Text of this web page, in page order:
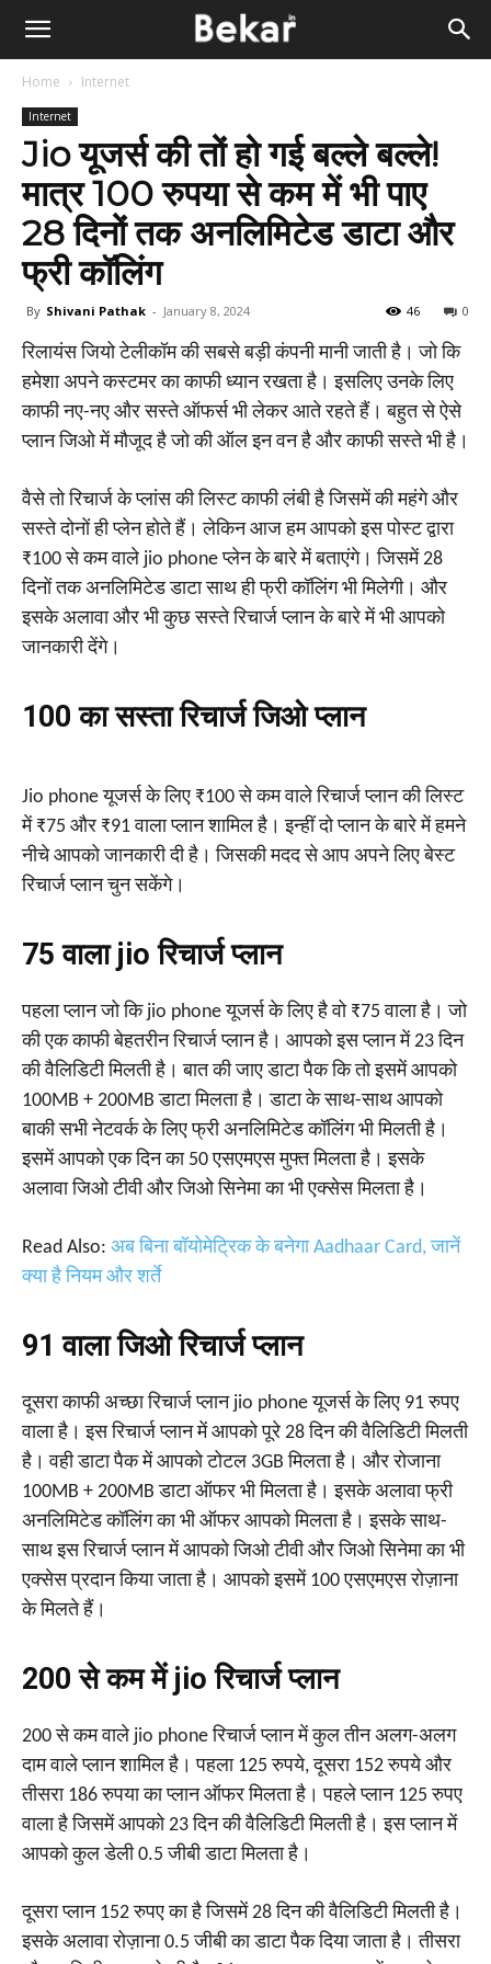
Home Internet
Internet
Jio यूजर्स की तों हो गई बल्ले बल्ले!
मात्र 100 रुपया से कम में भी पाए
28 दिनों तक अनलिमिटेड डाटा और
फ्री कॉलिंग
By Shivani Pathak - January 8, 2024 0
46
रिलायंस जियो टेलीकॉम की सबसे बड़ी कंपनी मानी जाती है। जो कि
हमेशा अपने कस्टमर का काफी ध्यान रखता है। इसलिए उनके लिए
काफी नए-नए और सस्ते ऑफर्स भी लेकर आते रहते हैं। बहुत से ऐसे
प्लान जिओ में मौजूद है जो की ऑल इन वन है और काफी सस्ते भी है।
वैसे तो रिचार्ज के प्लांस की लिस्ट काफी लंबी है जिसमें की महंगे और
सस्ते दोनों ही प्लेन होते हैं। लेकिन आज हम आपको इस पोस्ट द्वारा
₹100 से कम वाले jio phone प्लेन के बारे में बताएंगे। जिसमें 28
दिनों तक अनलिमिटेड डाटा साथ ही फ्री कॉलिंग भी मिलेगी। और
इसके अलावा और भी कुछ सस्ते रिचार्ज प्लान के बारे में भी आपको
जानकारी देंगे।
₹100 का सस्ता रिचार्ज जिओ प्लान
Jio phone यूजर्स के लिए ₹100 से कम वाले रिचार्ज प्लान की लिस्ट
में ₹75 और ₹91 वाला प्लान शामिल है। इन्हीं दो प्लान के बारे में हमने
नीचे आपको जानकारी दी है। जिसकी मदद से आप अपने लिए बेस्ट
रिचार्ज प्लान चुन सकेंगे।
₹75 वाला jio रिचार्ज प्लान
पहला प्लान जो कि jio phone यूजर्स के लिए है वो ₹75 वाला है। जो
की एक काफी बेहतरीन रिचार्ज प्लान है। आपको इस प्लान में 23 दिन
की वैलिडिटी मिलती है। बात की जाए डाटा पैक कि तो इसमें आपको
100MB + 200MB डाटा मिलता है। डाटा के साथ-साथ आपको
बाकी सभी नेटवर्क के लिए फ्री अनलिमिटेड कॉलिंग भी मिलती है।
इसमें आपको एक दिन का 50 एसएमएस मुफ्त मिलता है। इसके
अलावा जिओ टीवी और जिओ सिनेमा का भी एक्सेस मिलता है।
Read Also: अब बिना बॉयोमेट्रिक के बनेगा Aadhaar Card, जानें
क्या है नियम और शर्ते
₹91 वाला जिओ रिचार्ज प्लान
दूसरा काफी अच्छा रिचार्ज प्लान jio phone यूजर्स के लिए 91 रुपए
वाला है। इस रिचार्ज प्लान में आपको पूरे 28 दिन की वैलिडिटी मिलती
है। वही डाटा पैक में आपको टोटल 3GB मिलता है। और रोजाना
100MB + 200MB डाटा ऑफर भी मिलता है। इसके अलावा फ्री
अनलिमिटेड कॉलिंग का भी ऑफर आपको मिलता है। इसके साथ-
साथ इस रिचार्ज प्लान में आपको जिओ टीवी और जिओ सिनेमा का भी
एक्सेस प्रदान किया जाता है। आपको इसमें 100 एसएमएस रोज़ाना
के मिलते हैं।
₹200 से कम में jio रिचार्ज प्लान
200 से कम वाले jio phone रिचार्ज प्लान में कुल तीन अलग-अलग
दाम वाले प्लान शामिल है। पहला 125 रुपये, दूसरा 152 रुपये और
तीसरा 186 रुपया का प्लान ऑफर मिलता है। पहले प्लान 125 रुपए
वाला है जिसमें आपको 23 दिन की वैलिडिटी मिलती है। इस प्लान में
आपको कुल डेली 0.5 जीबी डाटा मिलता है।
दूसरा प्लान 152 रुपए का है जिसमें 28 दिन की वैलिडिटी मिलती है।
इसके अलावा रोज़ाना 0.5 जीबी का डाटा पैक दिया जाता है। तीसरा